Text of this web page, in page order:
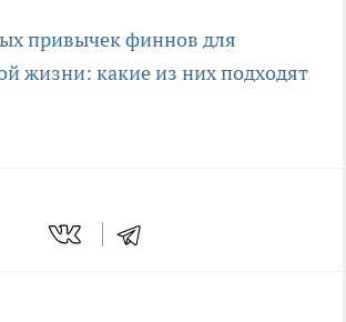
привычек финнов для
жизни: какие из них подходят